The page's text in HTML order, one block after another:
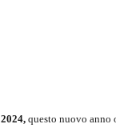
2024, questo nuovo anno